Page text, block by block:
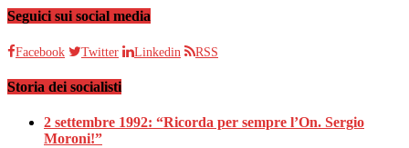
Seguici sui social media
Facebook Twitter Linkedin RSS
Storia dei socialisti
2 settembre 1992: “Ricorda per sempre l’On. Sergio
Moroni!”